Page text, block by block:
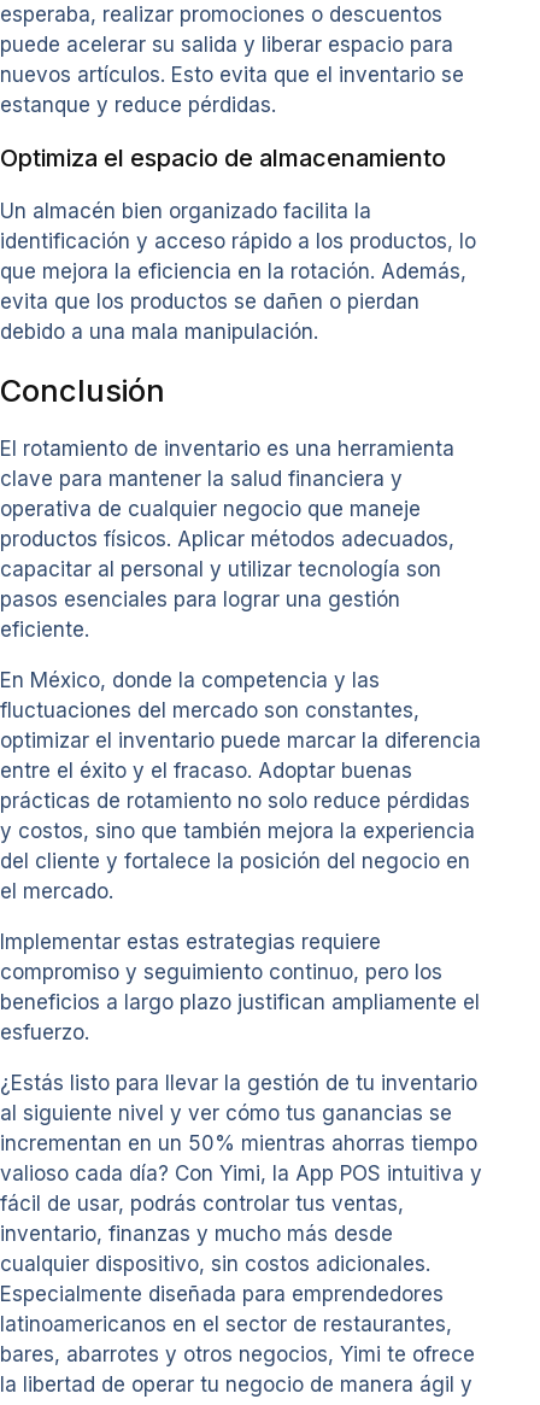
esperaba, realizar promociones o descuentos
puede acelerar su salida y liberar espacio para
nuevos artículos. Esto evita que el inventario se
estanque y reduce pérdidas.
Optimiza el espacio de almacenamiento
Un almacén bien organizado facilita la
identificación y acceso rápido a los productos, lo
que mejora la eficiencia en la rotación. Además,
evita que los productos se dañen o pierdan
debido a una mala manipulación.
Conclusión
El rotamiento de inventario es una herramienta
clave para mantener la salud financiera y
operativa de cualquier negocio que maneje
productos físicos. Aplicar métodos adecuados,
capacitar al personal y utilizar tecnología son
pasos esenciales para lograr una gestión
eficiente.
En México, donde la competencia y las
fluctuaciones del mercado son constantes,
optimizar el inventario puede marcar la diferencia
entre el éxito y el fracaso. Adoptar buenas
prácticas de rotamiento no solo reduce pérdidas
y costos, sino que también mejora la experiencia
del cliente y fortalece la posición del negocio en
el mercado.
Implementar estas estrategias requiere
compromiso y seguimiento continuo, pero los
beneficios a largo plazo justifican ampliamente el
esfuerzo.
¿Estás listo para llevar la gestión de tu inventario
al siguiente nivel y ver cómo tus ganancias se
incrementan en un 50% mientras ahorras tiempo
valioso cada día? Con Yimi, la App POS intuitiva y
fácil de usar, podrás controlar tus ventas,
inventario, finanzas y mucho más desde
cualquier dispositivo, sin costos adicionales.
Especialmente diseñada para emprendedores
latinoamericanos en el sector de restaurantes,
bares, abarrotes y otros negocios, Yimi te ofrece
la libertad de operar tu negocio de manera ágil y